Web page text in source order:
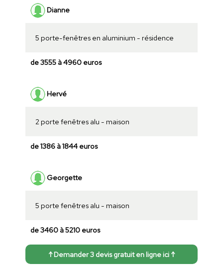
Dianne
5 porte-fenêtres en aluminium - résidence
de 3555 à 4960 euros
Hervé
2 porte fenêtres alu - maison
de 1386 à 1844 euros
Georgette
5 porte fenêtres alu - maison
de 3460 à 5210 euros
↑ Demander 3 devis gratuit en ligne ici ↑